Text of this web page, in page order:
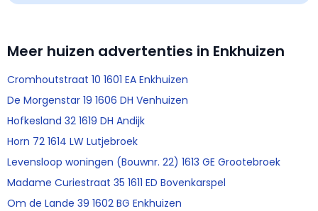
Meer huizen advertenties in Enkhuizen
Cromhoutstraat 10 1601 EA Enkhuizen
De Morgenstar 19 1606 DH Venhuizen
Hofkesland 32 1619 DH Andijk
Horn 72 1614 LW Lutjebroek
Levensloop woningen (Bouwnr. 22) 1613 GE Grootebroek
Madame Curiestraat 35 1611 ED Bovenkarspel
Om de Lande 39 1602 BG Enkhuizen